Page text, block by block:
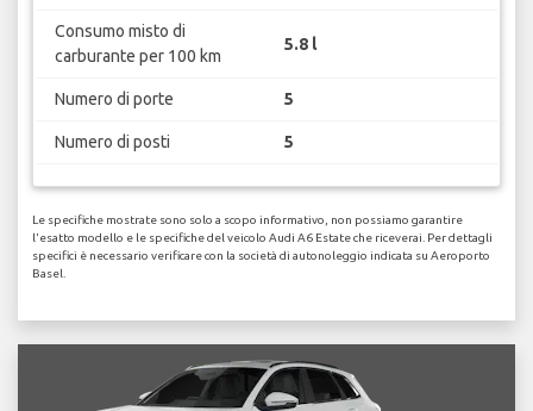
Consumo misto di
carburante per 100 km
5.8 l
Numero di porte 5
Numero di posti 5
Le specifiche mostrate sono solo a scopo informativo, non possiamo garantire
l'esatto modello e le specifiche del veicolo Audi A6 Estate che riceverai. Per dettagli
specifici è necessario verificare con la società di autonoleggio indicata su Aeroporto
Basel.